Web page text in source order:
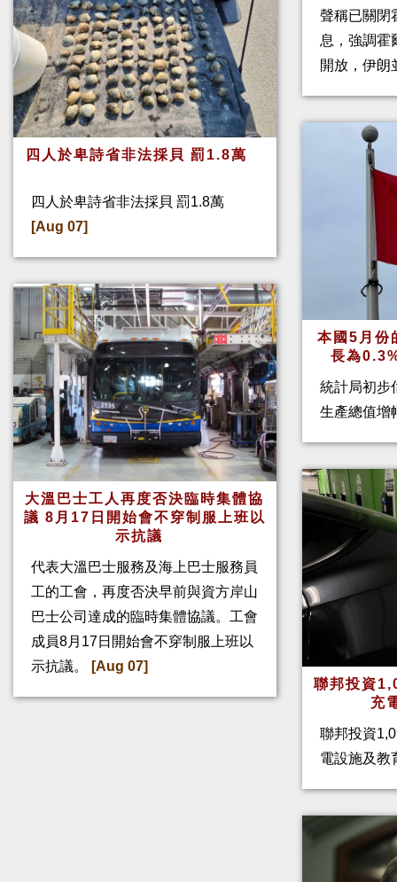
四人於卑詩省非法採貝 罰1.8萬
四人於卑詩省非法採貝 罰1.8萬
[Aug 07]
大溫巴士工人再度否決臨時集體協
議 8月17日開始會不穿制服上班以
示抗議
代表大溫巴士服務及海上巴士服務員
工的工會，再度否決早前與資方岸山
巴士公司達成的臨時集體協議。工會
成員8月17日開始會不穿制服上班以
示抗議。
[Aug 07]
聲稱已關閉
息，強調霍
開放，伊
本國5月份
長為
統計局初步
生產總值增
聯邦投資
充
聯邦投資
電設施及教